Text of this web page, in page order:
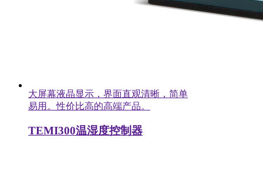
大屏幕液晶显示，界面直观清晰，简单
易用。性价比高的高端产品。
TEMI300温湿度控制器